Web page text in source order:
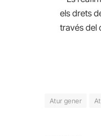
els drets
través del
Atur gener